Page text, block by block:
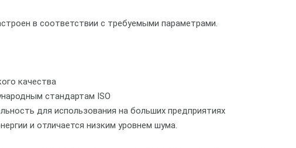
в соответствии с требуемыми параметрами.
качества
стандартам ISO
для использования на больших предприятиях
и отличается низким уровнем шума.